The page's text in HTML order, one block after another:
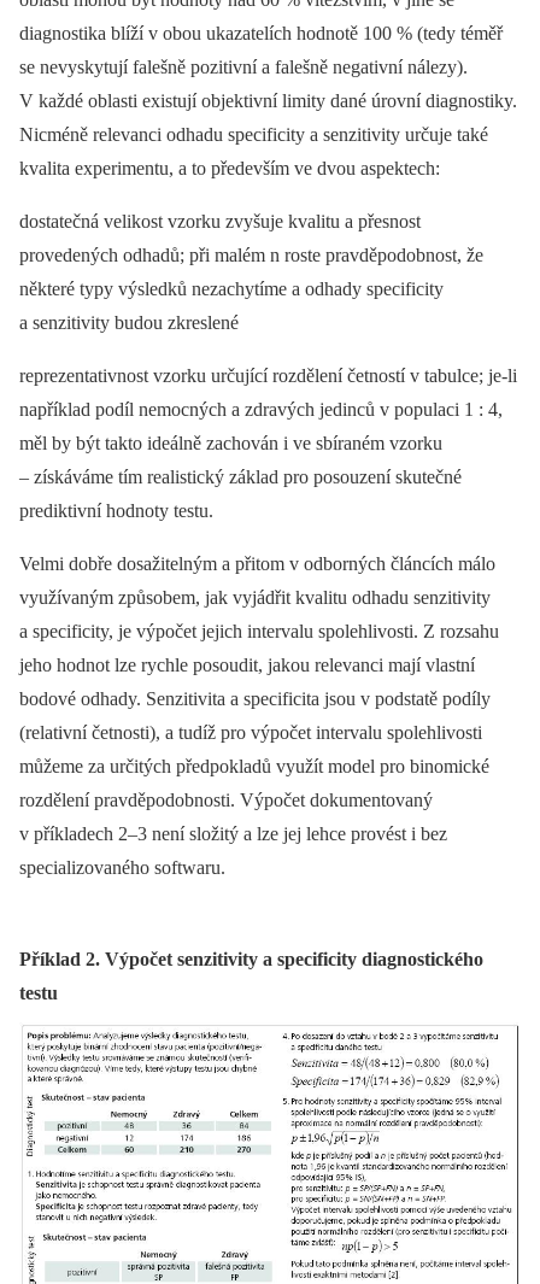
diagnostika blíží v obou ukazatelích hodnotě 100 % (tedy téměř
se nevyskytují falešně pozitivní a falešně negativní nálezy).
V každé oblasti existují objektivní limity dané úrovní diagnostiky.
Nicméně relevanci odhadu specificity a senzitivity určuje také
kvalita experimentu, a to především ve dvou aspektech:
dostatečná velikost vzorku zvyšuje kvalitu a přesnost
provedených odhadů; při malém n roste pravděpodobnost, že
některé typy výsledků nezachytíme a odhady specificity
a senzitivity budou zkreslené
reprezentativnost vzorku určující rozdělení četností v tabulce; je-li
například podíl nemocných a zdravých jedinců v populaci 1 : 4,
měl by být takto ideálně zachován i ve sbíraném vzorku
–⁠ získáváme tím realistický základ pro posouzení skutečné
prediktivní hodnoty testu.
Velmi dobře dosažitelným a přitom v odborných článcích málo
využívaným způsobem, jak vyjádřit kvalitu odhadu senzitivity
a specificity, je výpočet jejich intervalu spolehlivosti. Z rozsahu
jeho hodnot lze rychle posoudit, jakou relevanci mají vlastní
bodové odhady. Senzitivita a specificita jsou v podstatě podíly
(relativní četnosti), a tudíž pro výpočet intervalu spolehlivosti
můžeme za určitých předpokladů využít model pro binomické
rozdělení pravděpodobnosti. Výpočet dokumentovaný
v příkladech 2–3 není složitý a lze jej lehce provést i bez
specializovaného softwaru.
Příklad 2. Výpočet senzitivity a specificity diagnostického
testu